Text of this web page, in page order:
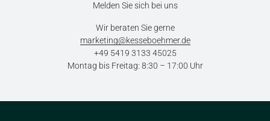
Melden Sie sich bei uns
Wir beraten Sie gerne
marketing@kesseboehmer.de
+49 5419 3133 45025
Montag bis Freitag: 8:30 – 17:00 Uhr